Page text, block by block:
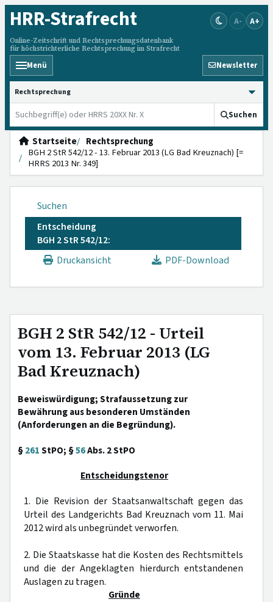
HRR-Strafrecht
Online-Zeitschrift und Rechtsprechungsdatenbank
für höchstrichterliche Rechtsprechung im Strafrecht
A- A+
Menü Newsletter
HRRS durchsuchen
Suchen
Startseite
Rechtsprechung
BGH 2 StR 542/12 - 13. Februar 2013 (LG Bad Kreuznach) [=
HRRS 2013 Nr. 349]
Suchen
Entscheidung
BGH 2 StR 542/12:
Druckansicht
PDF-Download
BGH 2 StR 542/12 - Urteil
vom 13. Februar 2013 (LG
Bad Kreuznach)
Beweiswürdigung; Strafaussetzung zur
Bewährung aus besonderen Umständen
(Anforderungen an die Begründung).
§261StPO; §56Abs. 2 StPO
Entscheidungstenor
1. Die Revision der Staatsanwaltschaft gegen das
Urteil des Landgerichts Bad Kreuznach vom 11. Mai
2012 wird als unbegründet verworfen.
2. Die Staatskasse hat die Kosten des Rechtsmittels
und die der Angeklagten hierdurch entstandenen
Auslagen zu tragen.
Gründe